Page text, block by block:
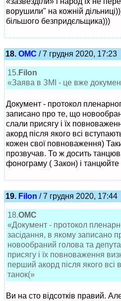
ворушили" на кожній
більшого безпридєльщика)))
18. ОМС / 7 грудня 2020, 17:23
15. Filon
«Заява в ЗМІ - це вже
Документ - протокол
записано про те, що
слали присягу і їх
акорд після якого всі
кожен свої повноваження)
прозвучав. То ж досить
фонограму ( Закон) і танцюйте
19. Filon / 7 грудня 2020, 17:44
18.ОМС
«Документ - протокол
засідання, в якому записано
новообраний голова та
присягу і їх повноваження
перший акорд після якого всі
танок(»
Ви на сто відсотків правий.